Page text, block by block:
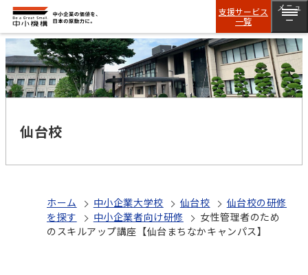
支援サービス
一覧
メニュ
ー
仙台校
ホーム 中小企業大学校 仙台校
仙台校の研修
を探す
中小企業者向け研修
女性管理者のため
のスキルアップ講座【仙台まちなかキャンパス】